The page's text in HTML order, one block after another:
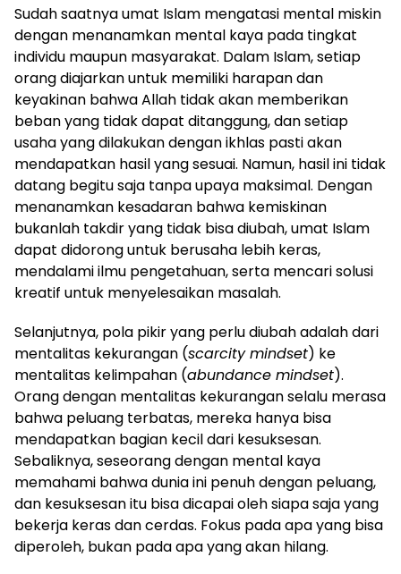
Sudah saatnya umat Islam mengatasi mental miskin
dengan menanamkan mental kaya pada tingkat
individu maupun masyarakat. Dalam Islam, setiap
orang diajarkan untuk memiliki harapan dan
keyakinan bahwa Allah tidak akan memberikan
beban yang tidak dapat ditanggung, dan setiap
usaha yang dilakukan dengan ikhlas pasti akan
mendapatkan hasil yang sesuai. Namun, hasil ini tidak
datang begitu saja tanpa upaya maksimal. Dengan
menanamkan kesadaran bahwa kemiskinan
bukanlah takdir yang tidak bisa diubah, umat Islam
dapat didorong untuk berusaha lebih keras,
mendalami ilmu pengetahuan, serta mencari solusi
kreatif untuk menyelesaikan masalah.
Selanjutnya, pola pikir yang perlu diubah adalah dari
mentalitas kekurangan (scarcity mindset) ke
mentalitas kelimpahan (abundance mindset).
Orang dengan mentalitas kekurangan selalu merasa
bahwa peluang terbatas, mereka hanya bisa
mendapatkan bagian kecil dari kesuksesan.
Sebaliknya, seseorang dengan mental kaya
memahami bahwa dunia ini penuh dengan peluang,
dan kesuksesan itu bisa dicapai oleh siapa saja yang
bekerja keras dan cerdas. Fokus pada apa yang bisa
diperoleh, bukan pada apa yang akan hilang.